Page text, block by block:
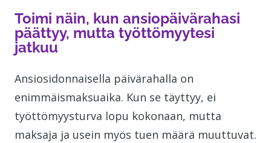
Toimi näin, kun ansiopäivärahasi
päättyy, mutta työttömyytesi
jatkuu
Ansiosidonnaisella päivärahalla on
enimmäismaksuaika. Kun se täyttyy, ei
työttömyysturva lopu kokonaan, mutta
maksaja ja usein myös tuen määrä muuttuvat.